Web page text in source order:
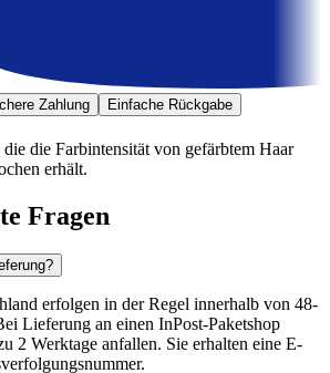
Zahlung
Einfache Rückgabe
die Farbintensität von gefärbtem Haar
erhält.
Fragen
erfolgen in der Regel innerhalb von 48-
Lieferung an einen InPost-Paketshop
2 Werktage anfallen. Sie erhalten eine E-